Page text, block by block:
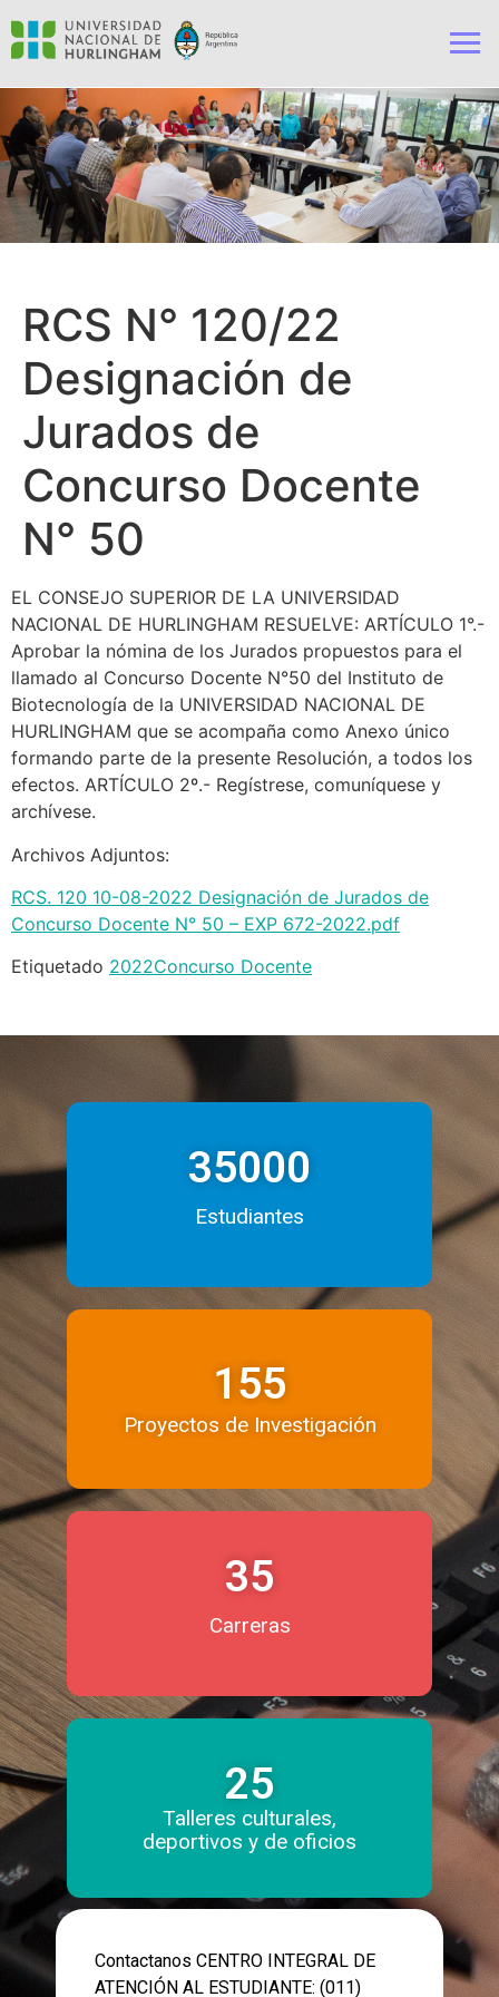
RCS N° 120/22
Designación de
Jurados de
Concurso Docente
N° 50
EL CONSEJO SUPERIOR DE LA UNIVERSIDAD
NACIONAL DE HURLINGHAM RESUELVE: ARTÍCULO 1°.-
Aprobar la nómina de los Jurados propuestos para el
llamado al Concurso Docente N°50 del Instituto de
Biotecnología de la UNIVERSIDAD NACIONAL DE
HURLINGHAM que se acompaña como Anexo único
formando parte de la presente Resolución, a todos los
efectos. ARTÍCULO 2º.- Regístrese, comuníquese y
archívese.
Archivos Adjuntos:
RCS. 120 10-08-2022 Designación de Jurados de
Concurso Docente N° 50 – EXP 672-2022.pdf
Etiquetado 2022Concurso Docente
35000
Estudiantes
155
Proyectos de Investigación
35
Carreras
25
Talleres culturales,
deportivos y de oficios
Contactanos CENTRO INTEGRAL DE
ATENCIÓN AL ESTUDIANTE: (011)